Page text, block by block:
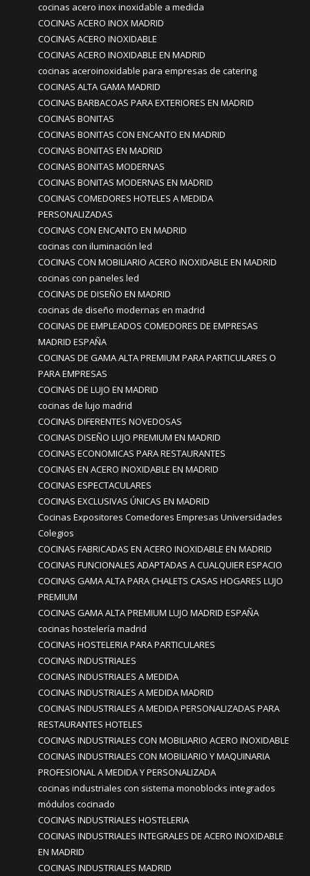
cocinas acero inox inoxidable a medida
COCINAS ACERO INOX MADRID
COCINAS ACERO INOXIDABLE
COCINAS ACERO INOXIDABLE EN MADRID
cocinas aceroinoxidable para empresas de catering
COCINAS ALTA GAMA MADRID
COCINAS BARBACOAS PARA EXTERIORES EN MADRID
COCINAS BONITAS
COCINAS BONITAS CON ENCANTO EN MADRID
COCINAS BONITAS EN MADRID
COCINAS BONITAS MODERNAS
COCINAS BONITAS MODERNAS EN MADRID
COCINAS COMEDORES HOTELES A MEDIDA
PERSONALIZADAS
COCINAS CON ENCANTO EN MADRID
cocinas con iluminación led
COCINAS CON MOBILIARIO ACERO INOXIDABLE EN MADRID
cocinas con paneles led
COCINAS DE DISEÑO EN MADRID
cocinas de diseño modernas en madrid
COCINAS DE EMPLEADOS COMEDORES DE EMPRESAS
MADRID ESPAÑA
COCINAS DE GAMA ALTA PREMIUM PARA PARTICULARES O
PARA EMPRESAS
COCINAS DE LUJO EN MADRID
cocinas de lujo madrid
COCINAS DIFERENTES NOVEDOSAS
COCINAS DISEÑO LUJO PREMIUM EN MADRID
COCINAS ECONOMICAS PARA RESTAURANTES
COCINAS EN ACERO INOXIDABLE EN MADRID
COCINAS ESPECTACULARES
COCINAS EXCLUSIVAS ÚNICAS EN MADRID
Cocinas Expositores Comedores Empresas Universidades
Colegios
COCINAS FABRICADAS EN ACERO INOXIDABLE EN MADRID
COCINAS FUNCIONALES ADAPTADAS A CUALQUIER ESPACIO
COCINAS GAMA ALTA PARA CHALETS CASAS HOGARES LUJO
PREMIUM
COCINAS GAMA ALTA PREMIUM LUJO MADRID ESPAÑA
cocinas hostelería madrid
COCINAS HOSTELERIA PARA PARTICULARES
COCINAS INDUSTRIALES
COCINAS INDUSTRIALES A MEDIDA
COCINAS INDUSTRIALES A MEDIDA MADRID
COCINAS INDUSTRIALES A MEDIDA PERSONALIZADAS PARA
RESTAURANTES HOTELES
COCINAS INDUSTRIALES CON MOBILIARIO ACERO INOXIDABLE
COCINAS INDUSTRIALES CON MOBILIARIO Y MAQUINARIA
PROFESIONAL A MEDIDA Y PERSONALIZADA
cocinas industriales con sistema monoblocks integrados
módulos cocinado
COCINAS INDUSTRIALES HOSTELERIA
COCINAS INDUSTRIALES INTEGRALES DE ACERO INOXIDABLE
EN MADRID
COCINAS INDUSTRIALES MADRID